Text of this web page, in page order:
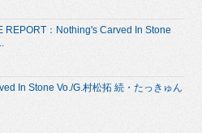
REPORT：Nothing's Carved In Stone
In Stone Vo./G.村松拓 続・たっきゅん